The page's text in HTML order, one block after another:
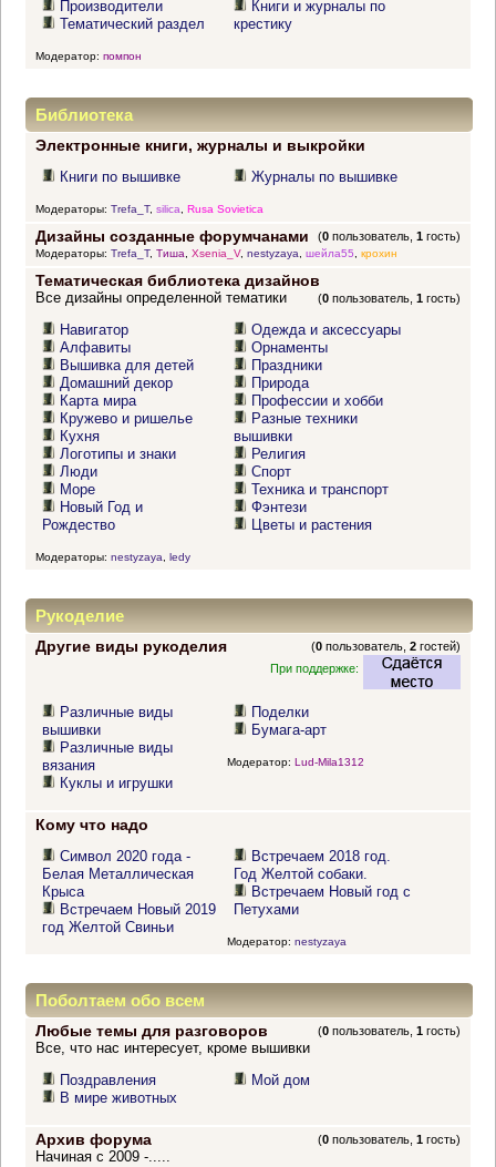
Производители
Тематический раздел
Книги и журналы по
крестику
Модератор: помпон
Библиотека
Электронные книги, журналы и выкройки
Книги по вышивке Журналы по вышивке
Модераторы: Trefa_T, silica Rusa Sovietica
Дизайны созданные форумчанами (0 пользователь,1 гость)
Модераторы: Trefa_T, Тиша, Xsenia_V, nestyzaya, шейла55, крохин
Тематическая библиотека дизайнов
(0 пользователь,1 гость)
Все дизайны определенной тематики
Навигатор
Алфавиты
Вышивка для детей
Домашний декор
Карта мира
Кружево и ришелье
Кухня
Логотипы и знаки
Люди
Море
Новый Год и
Рождество
Одежда и аксессуары
Орнаменты
Праздники
Природа
Профессии и хобби
Разные техники
вышивки
Религия
Спорт
Техника и транспорт
Фэнтези
Цветы и растения
Модераторы: nestyzaya ledy
Рукоделие
Другие виды рукоделия (0 пользователь,2 гостей)
При поддержке:
Различные виды
вышивки
Различные виды
вязания
Куклы и игрушки
Поделки
Бумага-арт
Модератор: Lud-Mila1312
Кому что надо
Символ 2020 года -
Белая Металлическая
Крыса
Встречаем Новый 2019
год Желтой Свиньи
Встречаем 2018 год.
Год Желтой собаки.
Встречаем Новый год с
Петухами
Модератор: nestyzaya
Поболтаем обо всем
Любые темы для разговоров (0 пользователь,1 гость)
Все, что нас интересует, кроме вышивки
Поздравления
В мире животных
Мой дом
Архив форума (0 пользователь,1 гость)
Начиная с 2009 -.....